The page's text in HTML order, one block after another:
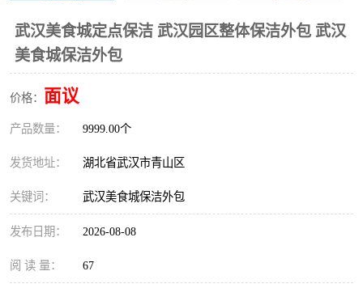
武汉美食城定点保洁 武汉园区整体保洁外包 武汉
美食城保洁外包
价格： 面议
产品数量： 9999.00个
发货地址： 湖北省武汉市青山区
关键词： 武汉美食城保洁外包
发布日期： 2026-08-08
阅 读 量： 67